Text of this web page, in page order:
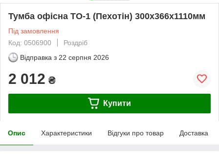
Тумба офісна ТО-1 (Пехотін) 300х366х1110мм
Під замовлення
Код: 0506900
Роздріб
Відправка з 22 серпня 2026
2 012 ₴
Купити
Опис Характеристики Відгуки про товар Доставка